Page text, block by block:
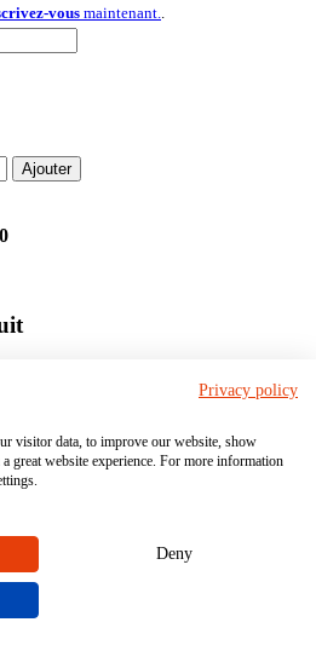
vous maintenant..
Ajouter
Mâle
bride
Privacy policy
visitor data, to improve our website, show
great website experience. For more information
Deny